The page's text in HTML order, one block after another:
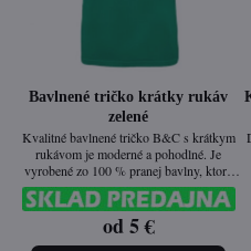
Bavlnené tričko krátky rukáv
zelené
Kvalitné bavlnené tričko B&C s krátkym
rukávom je moderné a pohodlné. Je
vyrobené zo 100 % pranej bavlny, ktorá
zabezpečuje príjemný pocit na tele a vysokú
odolnosť. Má rúrkový strih bez bočných
švov pre dokonalé prispôsobenie a jemnú,
ale pevnú tkaninu RINGSPUN s gramážou
od 5 €